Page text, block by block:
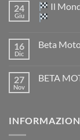
su
TM
EN
2026:
è
arrivata
24
Giu
Il
su
Motocross
è
16
Dic
Beta
Beta
27
Nov
BETA
MOTOR